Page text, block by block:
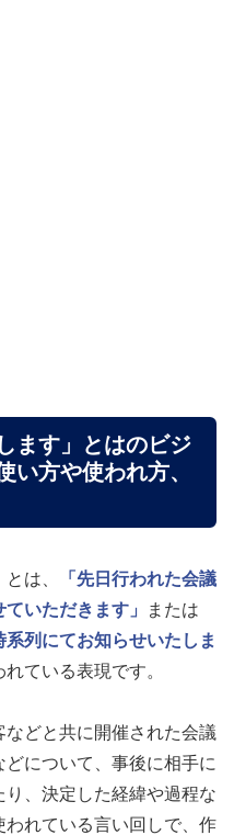
ます」とはのビジ
い方や使われ方、
とは、
「先日行われた会議
いただきます」
または
系列にてお知らせいたしま
ている表現です。
どと共に開催された会議
について、事後に相手に
、決定した経緯や過程な
れている言い回しで、作